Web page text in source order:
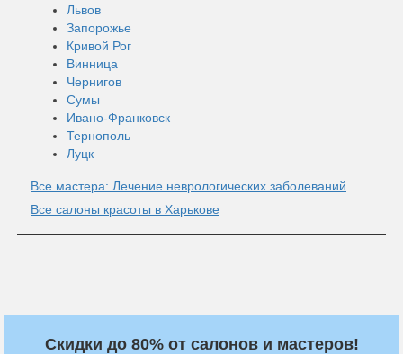
Львов
Запорожье
Кривой Рог
Винница
Чернигов
Сумы
Ивано-Франковск
Тернополь
Луцк
Все мастера: Лечение неврологических заболеваний
Все салоны красоты в Харькове
Скидки до 80% от салонов и мастеров!